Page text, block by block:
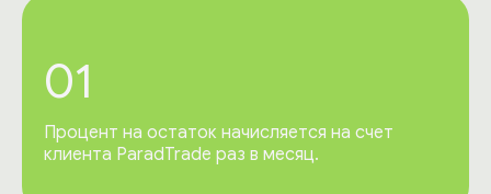
01
Процент на остаток начисляется на счет
клиента ParadTrade раз в месяц.